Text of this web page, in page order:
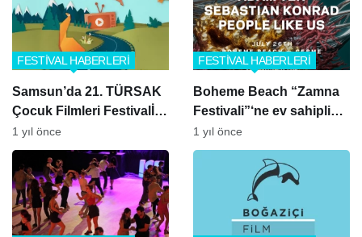
Samsun’da 21. TÜRSAK
Çocuk Filmleri Festivalİ
başlıyor
FESTİVAL HABERLERİ
1 yıl önce
Boheme Beach “Zamna
Festivali”‘ne ev sahipliği
yapıyor
FESTİVAL HABERLERİ
1 yıl önce